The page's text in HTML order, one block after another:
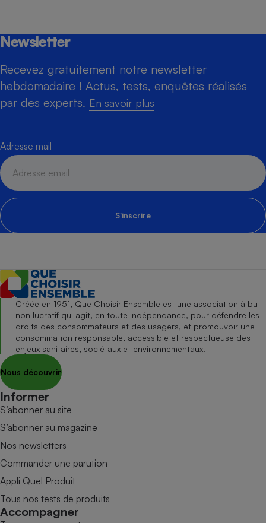
Newsletter
Recevez gratuitement notre newsletter
hebdomadaire ! Actus, tests, enquêtes réalisés
par des experts. En savoir plus
Adresse mail
S'inscrire
Créée en 1951, Que Choisir Ensemble est une association à but
non lucratif qui agit, en toute indépendance, pour défendre les
droits des consommateurs et des usagers, et promouvoir une
consommation responsable, accessible et respectueuse des
enjeux sanitaires, sociétaux et environnementaux.
Nous découvrir
Informer
S’abonner au site
S’abonner au magazine
Nos newsletters
Commander une parution
Appli Quel Produit
Tous nos tests de produits
Accompagner